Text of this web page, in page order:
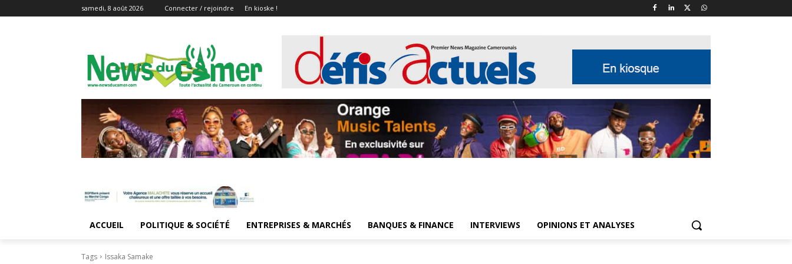
samedi, 8 août 2026 Connecter / rejoindre En kioske !
ACCUEIL POLITIQUE & SOCIÉTÉ ENTREPRISES & MARCHÉS BANQUES & FINANCE INTERVIEWS OPINIONS ET ANALYSES
Tags Issaka Samake